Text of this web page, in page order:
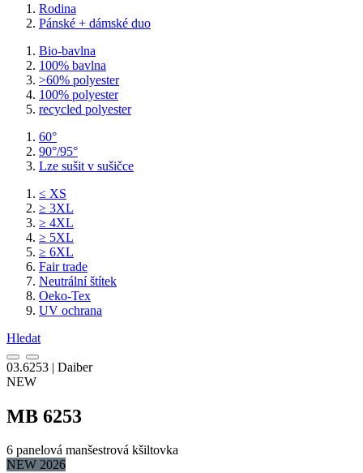
Rodina
Pánské + dámské duo
Bio-bavlna
100% bavlna
>60% polyester
100% polyester
recycled polyester
60°
90°/95°
Lze sušit v sušičce
≤ XS
≥ 3XL
≥ 4XL
≥ 5XL
≥ 6XL
Fair trade
Neutrální štítek
Oeko-Tex
UV ochrana
Hledat
03.6253 | Daiber
NEW
MB 6253
6 panelová manšestrová kšiltovka
NEW 2026